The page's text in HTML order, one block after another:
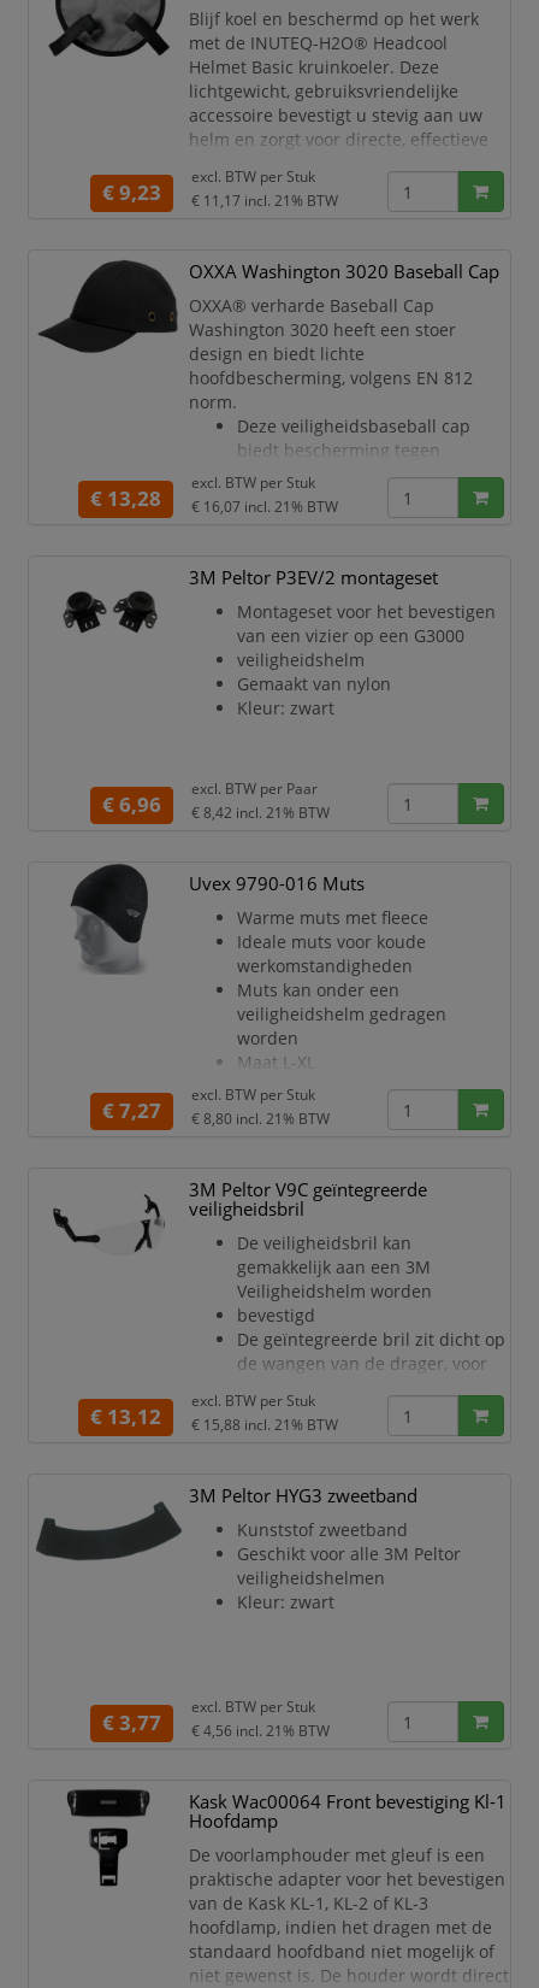
Blijf koel en beschermd op het werk
met de INUTEQ-H2O® Headcool
Helmet Basic kruinkoeler. Deze
lichtgewicht, gebruiksvriendelijke
accessoire bevestigt u stevig aan uw
helm en zorgt voor directe, effectieve
tot 8 uur aan, afhankelijk van de
omgevingstemperatuur, luchtstroom
Deze Headcool Helmet Basic
verdampingskoelaccessoire is
lichtgewicht en eenvoudig te
(her)activeren.
€ 9,23
excl. BTW per Stuk
€ 11,17 incl. 21% BTW
OXXA Washington 3020 Baseball Cap
OXXA® verharde Baseball Cap
Washington 3020 heeft een stoer
design en biedt lichte
hoofdbescherming, volgens EN 812
norm.
Deze veiligheidsbaseball cap
biedt bescherming tegen
schaafwonden en
stoten conform de EN 812:2012
Kunststof (ABS) binnenschaal
Foamkussens op binnenzijde
schaal
Ventilatiegaten
Velcrosluiting aan achterzijde
7 cm klep
One size fits all (54-59 cm)
€ 13,28
excl. BTW per Stuk
€ 16,07 incl. 21% BTW
3M Peltor P3EV/2 montageset
Montageset voor het bevestigen
van een vizier op een G3000
veiligheidshelm
Gemaakt van nylon
Kleur: zwart
€ 6,96
excl. BTW per Paar
€ 8,42 incl. 21% BTW
Uvex 9790-016 Muts
Warme muts met fleece
Ideale muts voor koude
werkomstandigheden
Muts kan onder een
veiligheidshelm gedragen
worden
Maat L-XL
Kleur: zwart
€ 7,27
excl. BTW per Stuk
€ 8,80 incl. 21% BTW
3M Peltor V9C geïntegreerde
veiligheidsbril
De veiligheidsbril kan
gemakkelijk aan een 3M
Veiligheidshelm worden
bevestigd
De geïntegreerde bril zit dicht op
de wangen van de drager, voor
uitstekende bescherming tegen
deeltjes en stof
fysieke en chemische schade te
verminderen
Gemakkelijk af te stellen voor een
goede pasvorm
Lenskleur: helder
€ 13,12
excl. BTW per Stuk
€ 15,88 incl. 21% BTW
3M Peltor HYG3 zweetband
Kunststof zweetband
Geschikt voor alle 3M Peltor
veiligheidshelmen
Kleur: zwart
€ 3,77
excl. BTW per Stuk
€ 4,56 incl. 21% BTW
Kask Wac00064 Front bevestiging Kl-1
Hoofdamp
De voorlamphouder met gleuf is een
praktische adapter voor het bevestigen
van de Kask KL-1, KL-2 of KL-3
hoofdlamp, indien het dragen met de
standaard hoofdband niet mogelijk of
niet gewenst is. De houder wordt direct